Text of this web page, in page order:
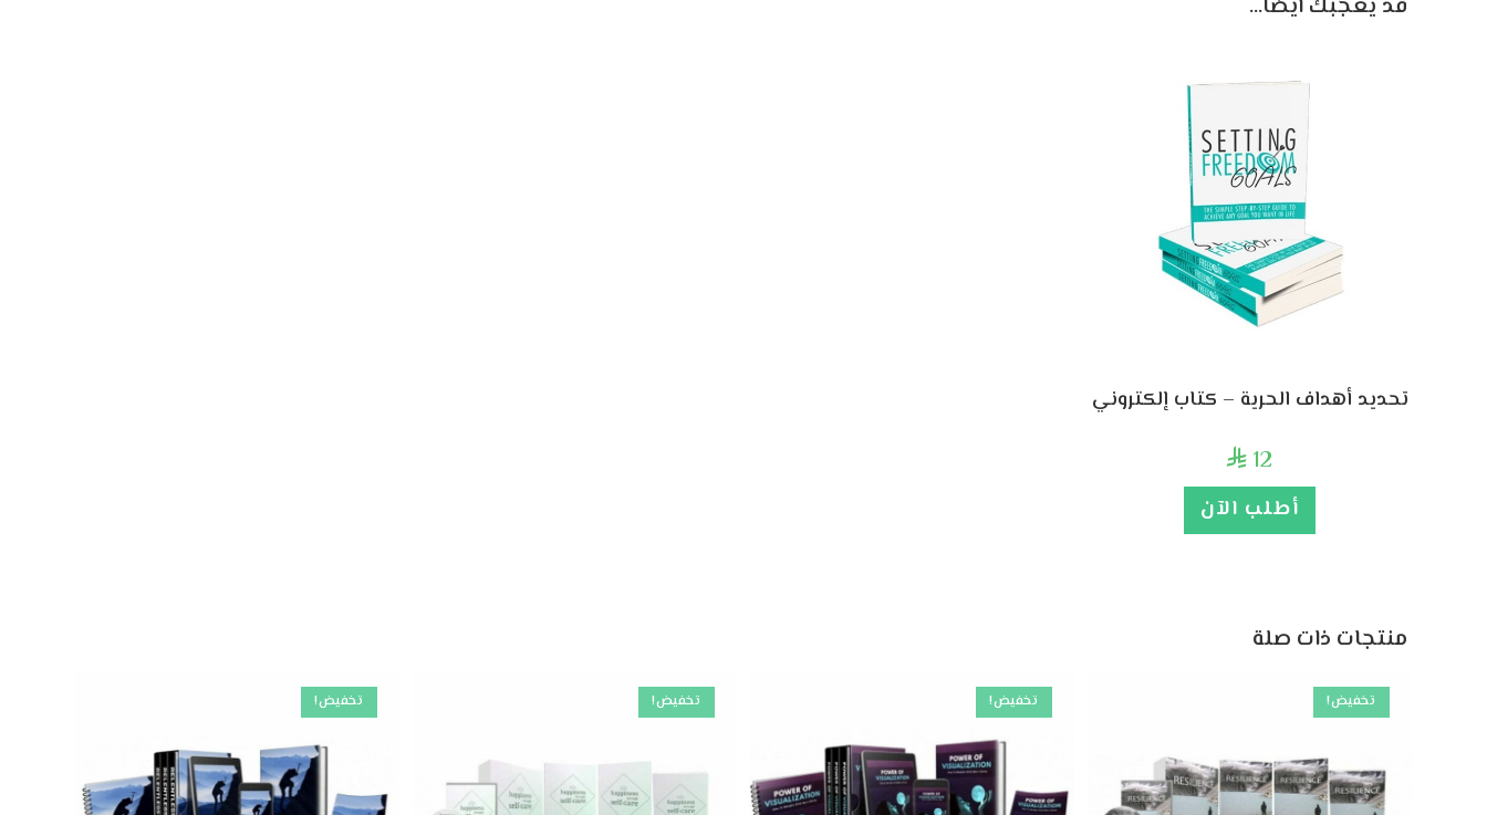
قد يعجبك أيضاً…
تحديد أهداف الحرية – كتاب إلكتروني
 12
أطلب الآن
منتجات ذات صلة
تخفيض! تخفيض! تخفيض! تخفيض!